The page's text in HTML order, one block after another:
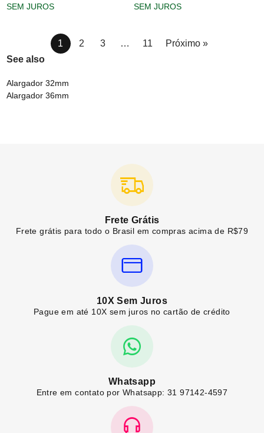
SEM JUROS
SEM JUROS
1 2 3 … 11
Próximo »
See also
Alargador 32mm
Alargador 36mm
Frete Grátis
Frete grátis para todo o Brasil em compras acima de R$79
10X Sem Juros
Pague em até 10X sem juros no cartão de crédito
Whatsapp
Entre em contato por Whatsapp: 31 97142-4597